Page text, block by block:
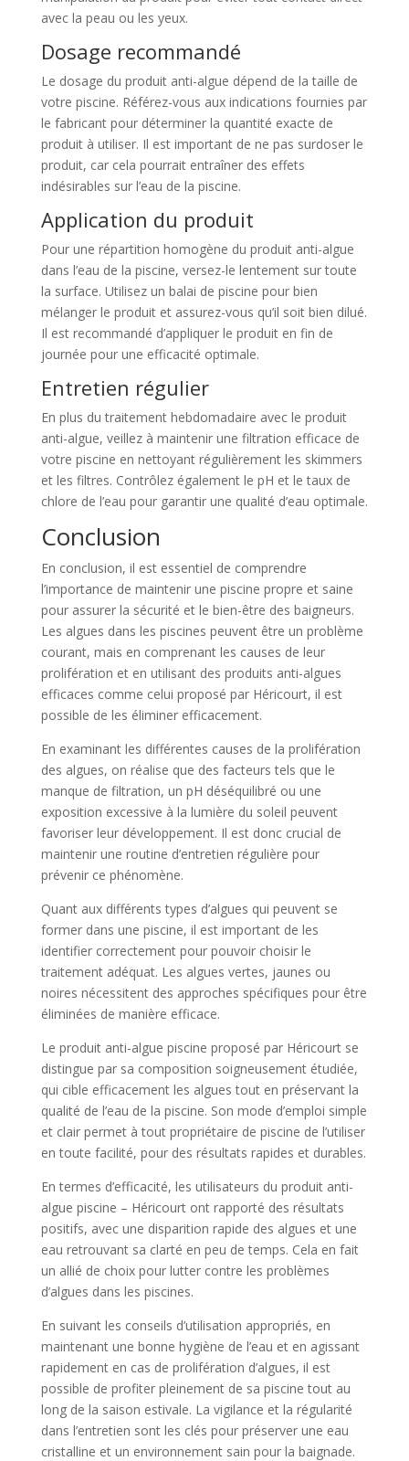
avec la peau ou les yeux.
Dosage recommandé
Le dosage du produit anti-algue dépend de la taille de
votre piscine. Référez-vous aux indications fournies par
le fabricant pour déterminer la quantité exacte de
produit à utiliser. Il est important de ne pas surdoser le
produit, car cela pourrait entraîner des effets
indésirables sur l’eau de la piscine.
Application du produit
Pour une répartition homogène du produit anti-algue
dans l’eau de la piscine, versez-le lentement sur toute
la surface. Utilisez un balai de piscine pour bien
mélanger le produit et assurez-vous qu’il soit bien dilué.
Il est recommandé d’appliquer le produit en fin de
journée pour une efficacité optimale.
Entretien régulier
En plus du traitement hebdomadaire avec le produit
anti-algue, veillez à maintenir une filtration efficace de
votre piscine en nettoyant régulièrement les skimmers
et les filtres. Contrôlez également le pH et le taux de
chlore de l’eau pour garantir une qualité d’eau optimale.
Conclusion
En conclusion, il est essentiel de comprendre
l’importance de maintenir une piscine propre et saine
pour assurer la sécurité et le bien-être des baigneurs.
Les algues dans les piscines peuvent être un problème
courant, mais en comprenant les causes de leur
prolifération et en utilisant des produits anti-algues
efficaces comme celui proposé par Héricourt, il est
possible de les éliminer efficacement.
En examinant les différentes causes de la prolifération
des algues, on réalise que des facteurs tels que le
manque de filtration, un pH déséquilibré ou une
exposition excessive à la lumière du soleil peuvent
favoriser leur développement. Il est donc crucial de
maintenir une routine d’entretien régulière pour
prévenir ce phénomène.
Quant aux différents types d’algues qui peuvent se
former dans une piscine, il est important de les
identifier correctement pour pouvoir choisir le
traitement adéquat. Les algues vertes, jaunes ou
noires nécessitent des approches spécifiques pour être
éliminées de manière efficace.
Le produit anti-algue piscine proposé par Héricourt se
distingue par sa composition soigneusement étudiée,
qui cible efficacement les algues tout en préservant la
qualité de l’eau de la piscine. Son mode d’emploi simple
et clair permet à tout propriétaire de piscine de l’utiliser
en toute facilité, pour des résultats rapides et durables.
En termes d’efficacité, les utilisateurs du produit anti-
algue piscine – Héricourt ont rapporté des résultats
positifs, avec une disparition rapide des algues et une
eau retrouvant sa clarté en peu de temps. Cela en fait
un allié de choix pour lutter contre les problèmes
d’algues dans les piscines.
En suivant les conseils d’utilisation appropriés, en
maintenant une bonne hygiène de l’eau et en agissant
rapidement en cas de prolifération d’algues, il est
possible de profiter pleinement de sa piscine tout au
long de la saison estivale. La vigilance et la régularité
dans l’entretien sont les clés pour préserver une eau
cristalline et un environnement sain pour la baignade.